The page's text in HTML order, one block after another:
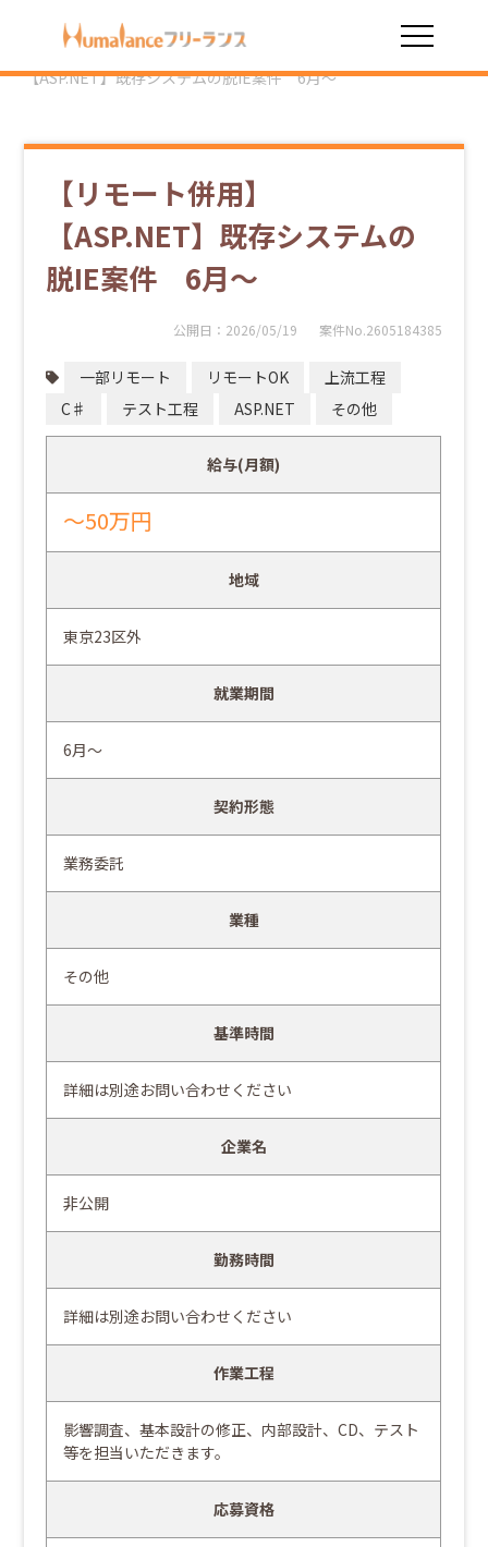
HOME 勤務スタイル
【ASP.NET】既存システムの脱IE案件 6月～
【リモート併用】
【ASP.NET】既存システムの
脱IE案件 6月～
公開日： 2026/05/19 案件No.2605184385
一部リモート リモートOK
上流工程
C♯
テスト工程 ASP.NET その他
給与(月額)
～50万円
地域
東京23区外
就業期間
6月～
契約形態
業務委託
業種
その他
基準時間
詳細は別途お問い合わせください
企業名
非公開
勤務時間
詳細は別途お問い合わせください
作業工程
影響調査、基本設計の修正、内部設計、CD、テスト
等を担当いただきます。
応募資格